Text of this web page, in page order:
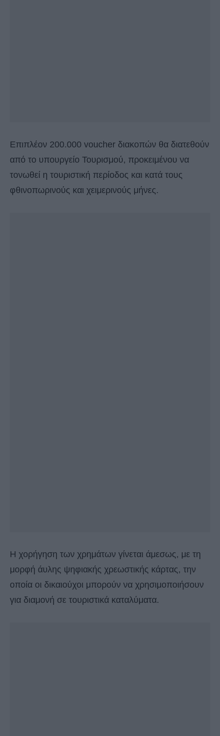
Επιπλέον 200.000 voucher διακοπών θα διατεθούν
από το υπουργείο Τουρισμού, προκειμένου να
τονωθεί η τουριστική περίοδος και κατά τους
φθινοπωρινούς και χειμερινούς μήνες.
Η χορήγηση των χρημάτων γίνεται άμεσως, με τη
μορφή άυλης ψηφιακής χρεωστικής κάρτας, την
οποία οι δικαιούχοι μπορούν να χρησιμοποιήσουν
για διαμονή σε τουριστικά καταλύματα.